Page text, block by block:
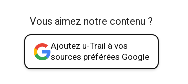
Vous aimez notre contenu ?
Ajoutez u-Trail à vos
sources préférées Google